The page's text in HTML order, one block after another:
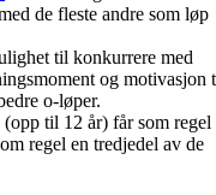
de fleste andre som løp
til konkurrere med
og motivasjon
o-løper.
(opp til 12 år) får som regel
regel en tredjedel av de